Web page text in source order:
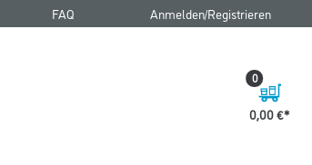
FAQ Anmelden/Registrieren
0,00 €
0